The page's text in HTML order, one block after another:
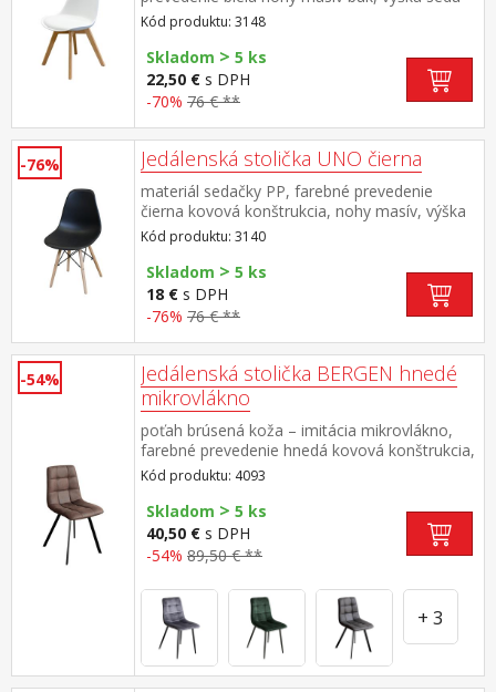
46 cm
Kód produktu: 3148
Skladom > 5 ks
22,50 € s DPH
-70% 76 € **
-76% Jedálenská stolička UNO čierna
materiál sedačky PP, farebné prevedenie
čierna kovová konštrukcia, nohy masív, výška
sedu 46 cm vhodná kombinácia so stolmi UNO
a QUATRO
Kód produktu: 3140
Skladom > 5 ks
18 € s DPH
-76% 76 € **
-54%
Jedálenská stolička BERGEN hnedé
mikrovlákno
poťah brúsená koža – imitácia mikrovlákno,
farebné prevedenie hnedá kovová konštrukcia,
farebné prevedenie čierna výška sedu 51 cm
Kód produktu: 4093
Skladom > 5 ks
40,50 € s DPH
-54% 89,50 € **
+ 3